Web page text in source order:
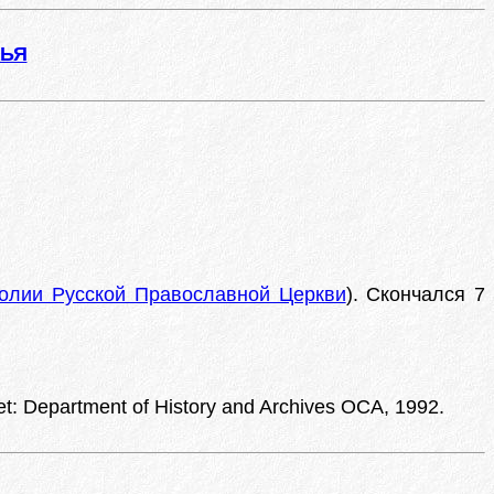
Русской Православной Церкви). Скончался 7
Department of History and Archives OCA, 1992.